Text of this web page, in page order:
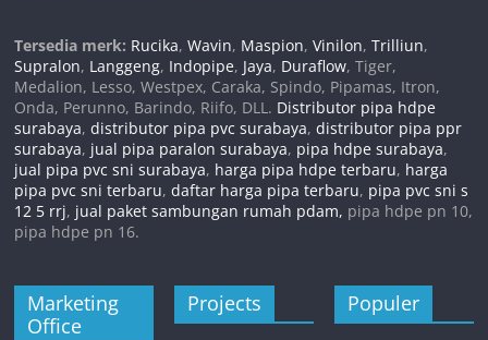
Tersedia merk: Rucika,Wavin, Maspion,Vinilon,Trilliun,
Supralon, Langgeng, Indopipe, Jaya, Duraflow, Tiger,
Medalion, Lesso, Westpex, Caraka, Spindo, Pipamas, Itron,
Onda, Perunno, Barindo, Riifo, DLL. Distributor pipa hdpe
surabaya,distributor pipa pvc surabaya,distributor pipa ppr
surabaya, jual pipa paralon surabaya, pipa hdpe surabaya,
jual pipa pvc sni surabaya, harga pipa hdpe terbaru, harga
pipa pvc sni terbaru,daftar harga pipa terbaru, pipa pvc sni s
12 5 rrj, jual paket sambungan rumah pdam, pipa hdpe pn 10,
pipa hdpe pn 16.
Marketing
Office
Projects Populer